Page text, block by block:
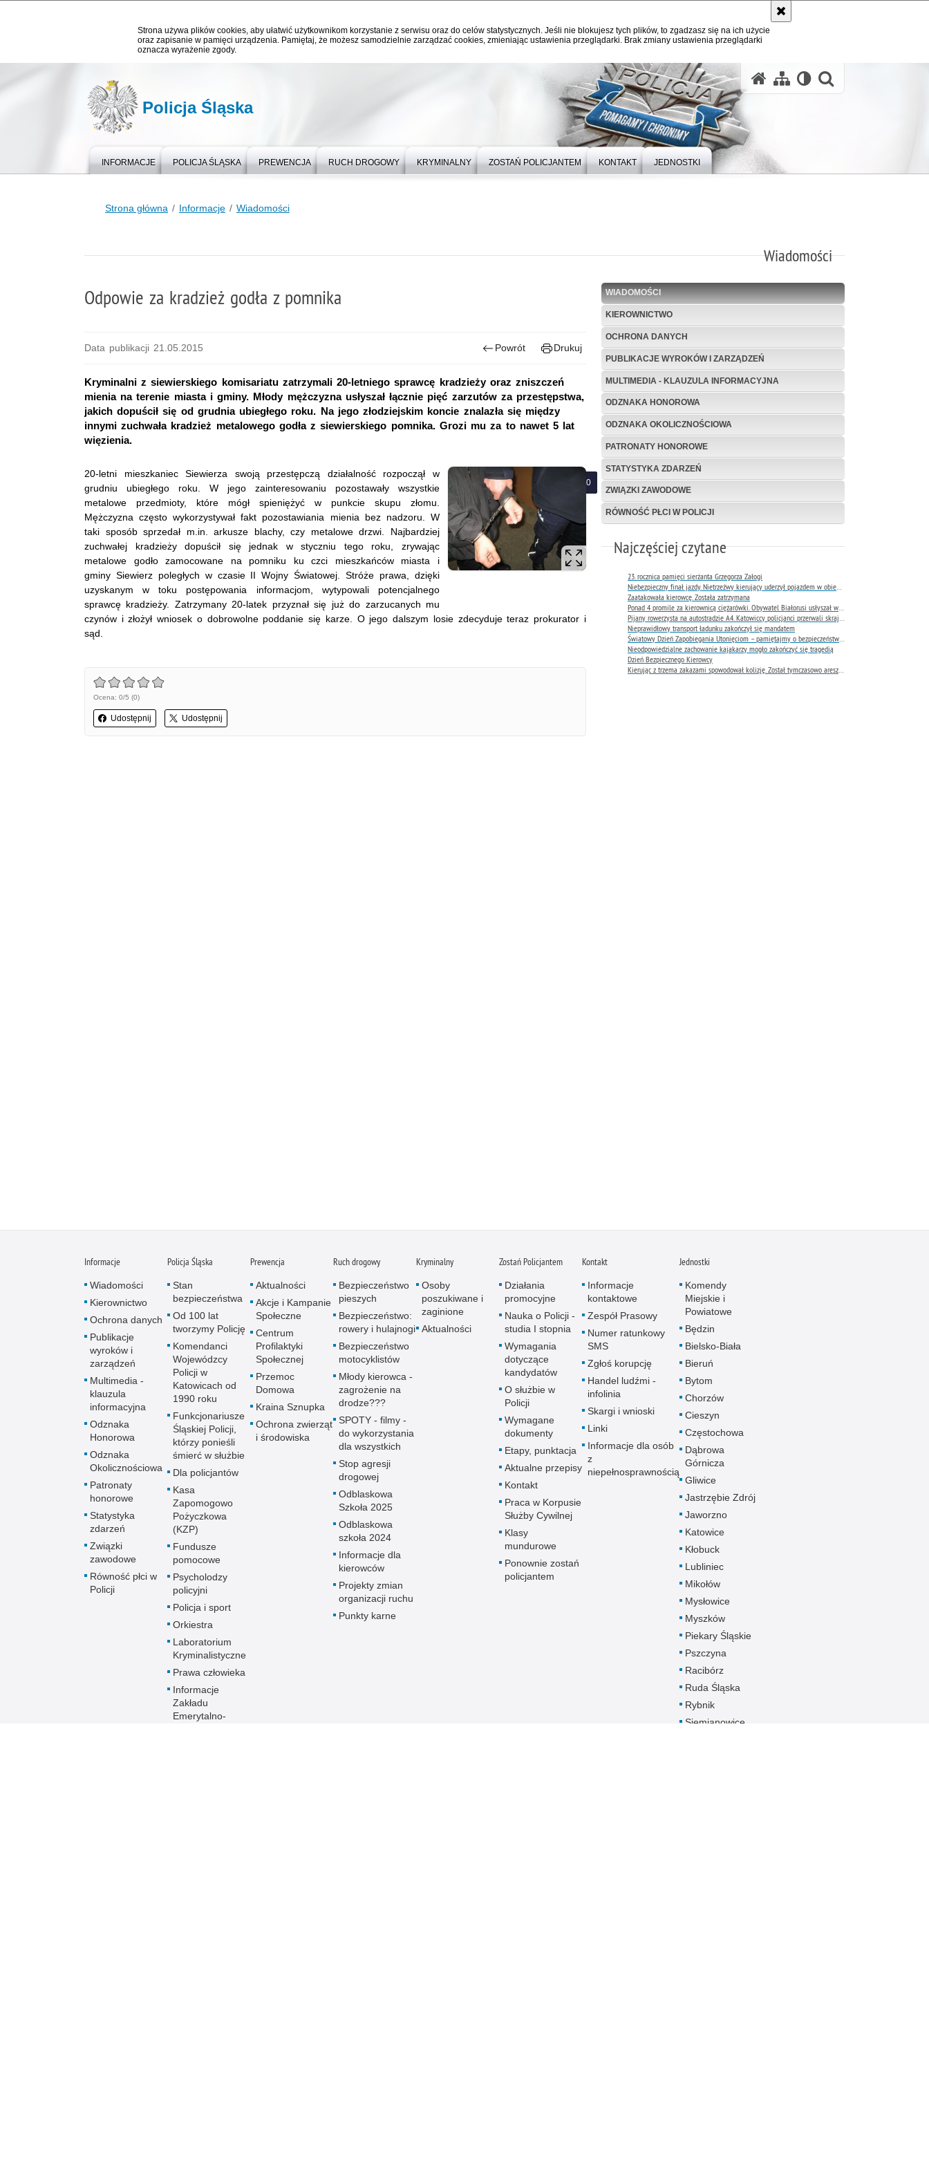
Strona używa plików cookies, aby ułatwić użytkownikom korzystanie z serwisu oraz do celów statystycznych. Jeśli nie blokujesz tych plików, to zgadzasz się na ich użycie
oraz zapisanie w pamięci urządzenia. Pamiętaj, że możesz samodzielnie zarządzać cookies, zmieniając ustawienia przeglądarki. Brak zmiany ustawienia przeglądarki
oznacza wyrażenie zgody.
Policja Śląska
INFORMACJE POLICJA ŚLĄSKA PREWENCJA RUCH DROGOWY KRYMINALNY ZOSTAŃ POLICJANTEM KONTAKT JEDNOSTKI
Strona główna Informacje Wiadomości
Wiadomości
WIADOMOŚCI
KIEROWNICTWO
OCHRONA DANYCH
PUBLIKACJE WYROKÓW I ZARZĄDZEŃ
MULTIMEDIA - KLAUZULA INFORMACYJNA
ODZNAKA HONOROWA
ODZNAKA OKOLICZNOŚCIOWA
PATRONATY HONOROWE
STATYSTYKA ZDARZEŃ
ZWIĄZKI ZAWODOWE
RÓWNOŚĆ PŁCI W POLICJI
Najczęściej czytane
23. rocznica pamięci sierżanta Grzegorza Załogi
Zaatakowała kierowcę. Została zatrzymana
Nieprawidłowy transport ładunku zakończył się mandatem
Nieodpowiedzialne zachowanie kajakarzy mogło zakończyć się tragedią
Dzień Bezpiecznego Kierowcy
Odpowie za kradzież godła z pomnika
Data publikacji 21.05.2015 Powrót Drukuj
Kryminalni z siewierskiego komisariatu zatrzymali 20-letniego sprawcę kradzieży oraz zniszczeń
mienia na terenie miasta i gminy. Młody mężczyzna usłyszał łącznie pięć zarzutów za przestępstwa,
jakich dopuścił się od grudnia ubiegłego roku. Na jego złodziejskim koncie znalazła się między
innymi zuchwała kradzież metalowego godła z siewierskiego pomnika. Grozi mu za to nawet 5 lat
więzienia.
20-letni mieszkaniec Siewierza swoją przestępczą działalność rozpoczął w
grudniu ubiegłego roku. W jego zainteresowaniu pozostawały wszystkie
metalowe przedmioty, które mógł spieniężyć w punkcie skupu złomu.
Mężczyzna często wykorzystywał fakt pozostawiania mienia bez nadzoru. W
taki sposób sprzedał m.in. arkusze blachy, czy metalowe drzwi. Najbardziej
zuchwałej kradzieży dopuścił się jednak w styczniu tego roku, zrywając
metalowe godło zamocowane na pomniku ku czci mieszkańców miasta i
gminy Siewierz poległych w czasie II Wojny Światowej. Stróże prawa, dzięki
uzyskanym w toku postępowania informacjom, wytypowali potencjalnego
sprawcę kradzieży. Zatrzymany 20-latek przyznał się już do zarzucanych mu
czynów i złożył wniosek o dobrowolne poddanie się karze. O jego dalszym losie zdecyduje teraz prokurator i
sąd.
Ocena: 0/5 (0)
Udostępnij Udostępnij
Informacje
Wiadomości
Kierownictwo
Ochrona danych
Publikacje
wyroków i
zarządzeń
Multimedia -
klauzula
informacyjna
Odznaka
Honorowa
Odznaka
Okolicznościowa
Patronaty
honorowe
Statystyka
zdarzeń
Związki
zawodowe
Równość płci w
Policji
Policja Śląska
Stan
bezpieczeństwa
Od 100 lat
tworzymy Policję
Komendanci
Wojewódzcy
Policji w
Katowicach od
1990 roku
Funkcjonariusze
Śląskiej Policji,
którzy ponieśli
śmierć w służbie
Dla policjantów
Kasa
Zapomogowo
Pożyczkowa
(KZP)
Fundusze
pomocowe
Psycholodzy
policyjni
Policja i sport
Orkiestra
Laboratorium
Kryminalistyczne
Prawa człowieka
Informacje
Zakładu
Emerytalno-
Prewencja
Aktualności
Akcje i Kampanie
Społeczne
Centrum
Profilaktyki
Społecznej
Przemoc
Domowa
Kraina Sznupka
Ochrona zwierząt
i środowiska
Ruch drogowy
Bezpieczeństwo
pieszych
Bezpieczeństwo:
rowery i hulajnogi
Bezpieczeństwo
motocyklistów
Młody kierowca -
zagrożenie na
drodze???
SPOTY - filmy -
do wykorzystania
dla wszystkich
Stop agresji
drogowej
Odblaskowa
Szkoła 2025
Odblaskowa
szkoła 2024
Informacje dla
kierowców
Projekty zmian
organizacji ruchu
Punkty karne
Kryminalny
Osoby
poszukiwane i
zaginione
Aktualności
Zostań Policjantem
Działania
promocyjne
Nauka o Policji -
studia I stopnia
Wymagania
dotyczące
kandydatów
O służbie w
Policji
Wymagane
dokumenty
Etapy, punktacja
Aktualne przepisy
Kontakt
Praca w Korpusie
Służby Cywilnej
Klasy
mundurowe
Ponownie zostań
policjantem
Kontakt
Informacje
kontaktowe
Zespół Prasowy
Numer ratunkowy
SMS
Zgłoś korupcję
Handel ludźmi -
infolinia
Skargi i wnioski
Linki
Informacje dla osób
z
niepełnosprawnością
Jednostki
Komendy
Miejskie i
Powiatowe
Będzin
Bielsko-Biała
Bieruń
Bytom
Chorzów
Cieszyn
Częstochowa
Dąbrowa
Górnicza
Gliwice
Jastrzębie Zdrój
Jaworzno
Katowice
Kłobuck
Lubliniec
Mikołów
Mysłowice
Myszków
Piekary Śląskie
Pszczyna
Racibórz
Ruda Śląska
Rybnik
Siemianowice